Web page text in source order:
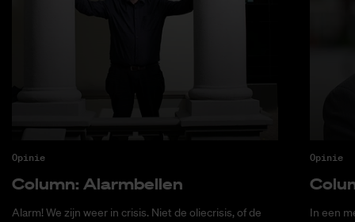
Opinie
Co­lumn: Alarm­bel­len
Alarm! We zijn weer in crisis. Niet de oliecrisis, of de
Opinie
In een